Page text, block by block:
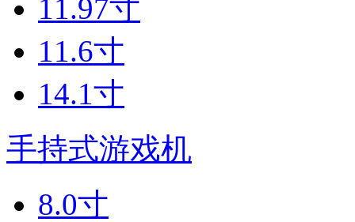
11.97寸
11.6寸
14.1寸
手持式游戏机
8.0寸